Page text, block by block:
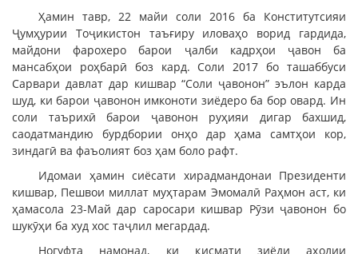
Ҳамин тавр, 22 майи соли 2016 ба Конститутсияи
Ҷумҳурии Тоҷикистон таъғиру иловаҳо ворид гардида,
майдони фарохеро барои ҷалби кадрҳои ҷавон ба
мансабҳои роҳбарӣ боз кард. Соли 2017 бо ташаббуси
Сарвари давлат дар кишвар “Соли ҷавонон” эълон карда
шуд, ки барои ҷавонон имконоти зиёдеро ба бор овард. Ин
соли таърихӣ барои ҷавонон руҳияи дигар бахшид,
саодатмандию бурдбории онҳо дар ҳама самтҳои кор,
зиндагӣ ва фаъолият боз ҳам боло рафт.
Идомаи ҳамин сиёсати хирадмандонаи Президенти
кишвар, Пешвои миллат муҳтарам Эмомалӣ Раҳмон аст, ки
ҳамасола 23-Май дар саросари кишвар Рӯзи ҷавонон бо
шукӯҳи ба худ хос таҷлил мегардад.
Ногуфта намонад, ки қисмати зиёди аҳолии